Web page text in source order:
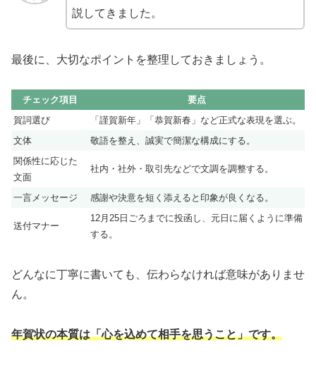
説してきました。
最後に、大切なポイントを整理しておきましょう。
チェック項目
要点
賀詞選び
「謹賀新年」「恭賀新春」など正式な表現を選ぶ。
文体
敬語を整え、誠実で簡潔な構成にする。
関係性に応じた
文面
社内・社外・取引先などで文調を調整する。
一言メッセージ 感謝や決意を短く添えると印象が良くなる。
送付マナー
12月25日ごろまでに投函し、元日に届くように準備
する。
どんなに丁寧に書いても、伝わらなければ意味がありませ
ん。
年賀状の本質は「心を込めて相手を思うこと」です。